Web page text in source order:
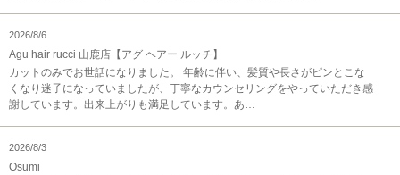
2026/8/6
Agu hair rucci 山鹿店【アグ ヘアー ルッチ】
カットのみでお世話になりました。 年齢に伴い、髪質や長さがピンとこな
くなり迷子になっていましたが、丁寧なカウンセリングをやっていただき感
謝しています。出来上がりも満足しています。あ…
2026/8/3
Osumi